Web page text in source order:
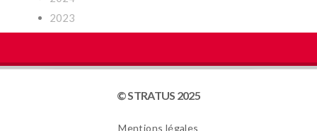
2023
© STRATUS 2025
Mentions légales